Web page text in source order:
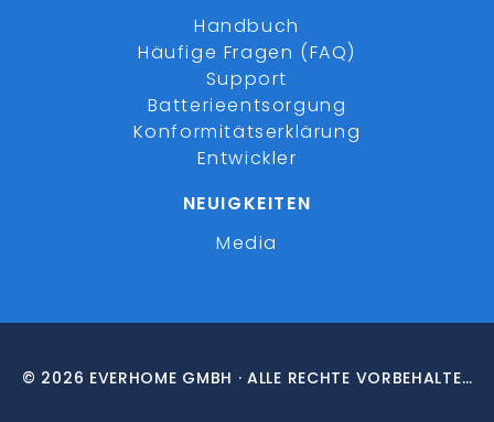
Handbuch
Häufige Fragen (FAQ)
Support
Batterieentsorgung
Konformitätserklärung
Entwickler
NEUIGKEITEN
Media
© 2026 EVERHOME GMBH · ALLE RECHTE VORBEHALTEN